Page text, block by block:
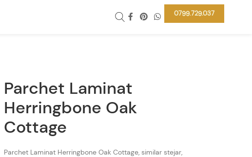
0799.729.037
Parchet Laminat
Herringbone Oak
Cottage
Parchet Laminat Herringbone Oak Cottage, similar stejar,